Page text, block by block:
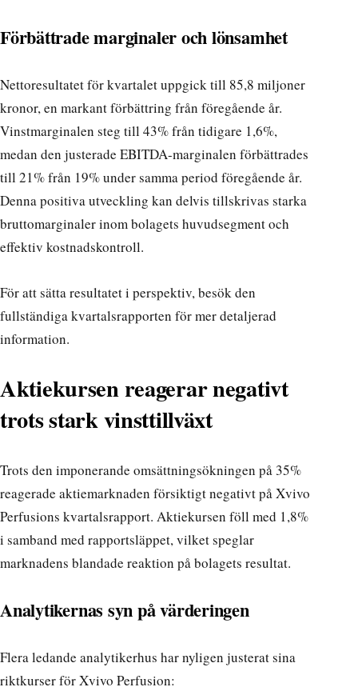
Förbättrade marginaler och lönsamhet
Nettoresultatet för kvartalet uppgick till 85,8 miljoner
kronor, en markant förbättring från föregående år.
Vinstmarginalen steg till 43% från tidigare 1,6%,
medan den justerade EBITDA-marginalen förbättrades
till 21% från 19% under samma period föregående år.
Denna positiva utveckling kan delvis tillskrivas starka
bruttomarginaler inom bolagets huvudsegment och
effektiv kostnadskontroll.
För att sätta resultatet i perspektiv, besökden
fullständiga kvartalsrapporten för mer detaljerad
information.
Aktiekursen reagerar negativt
trots stark vinsttillväxt
Trots den imponerande omsättningsökningen på 35%
reagerade aktiemarknaden försiktigt negativt på Xvivo
Perfusions kvartalsrapport. Aktiekursen föll med 1,8%
i samband med rapportsläppet, vilket speglar
marknadens blandade reaktion på bolagets resultat.
Analytikernas syn på värderingen
Flera ledande analytikerhus har nyligen justerat sina
riktkurser för Xvivo Perfusion: